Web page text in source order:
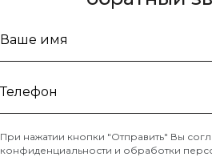
Ваше
Телефон
*
При нажатии кнопки "Отправить" Вы
конфиденциальности и обработки